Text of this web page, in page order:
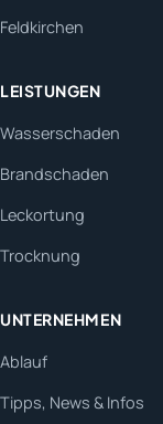
Feldkirchen
LEISTUNGEN
Wasserschaden
Brandschaden
Leckortung
Trocknung
UNTERNEHMEN
Ablauf
Tipps, News & Infos